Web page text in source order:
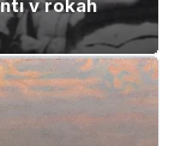
v rokah